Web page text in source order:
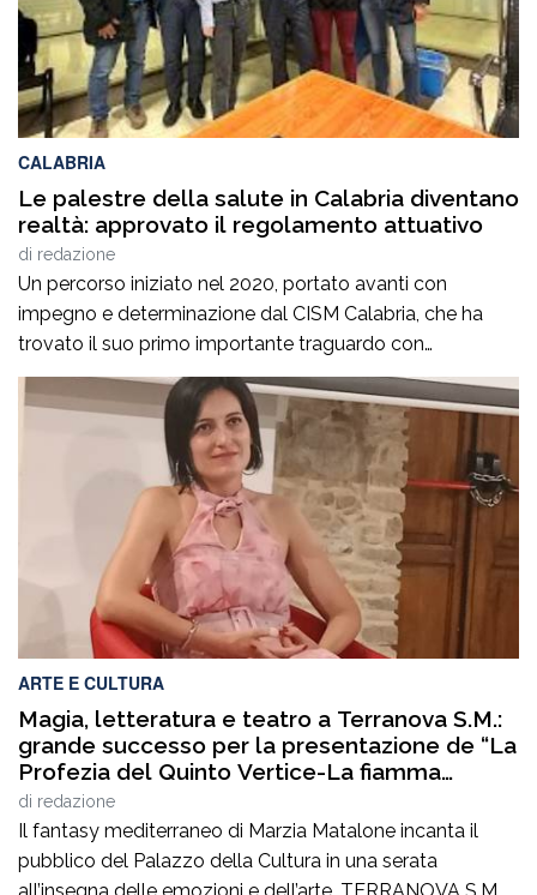
CALABRIA
Le palestre della salute in Calabria diventano
realtà: approvato il regolamento attuativo
di redazione
Un percorso iniziato nel 2020, portato avanti con
impegno e determinazione dal CISM Calabria, che ha
trovato il suo primo importante traguardo con
l’approvazione della legge regionale nel 2023 e che oggi
si completa con un ulteriore passaggio fondamentale:
l’approvazione del regolamento attuativo che disciplina
il riconoscimento e il funzionamento delle Palestre della
ARTE E CULTURA
Magia, letteratura e teatro a Terranova S.M.:
grande successo per la presentazione de “La
Profezia del Quinto Vertice-La fiamma
duplice”
di redazione
Il fantasy mediterraneo di Marzia Matalone incanta il
pubblico del Palazzo della Cultura in una serata